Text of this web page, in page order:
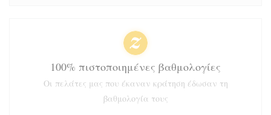
100% πιστοποιημένες βαθμολογίες
Οι πελάτες μας που έκαναν κράτηση έδωσαν τη
βαθμολογία τους